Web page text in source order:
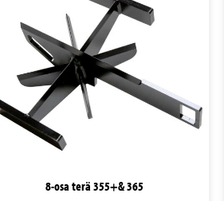
8-osa terä 355+& 365